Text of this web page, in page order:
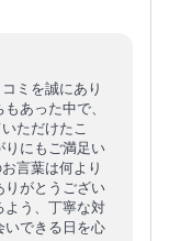
ミを誠にあり
あった中で、
ただけたこ
りにもご満足い
言葉は何より
りがとうござい
よう、丁寧な対
いできる日を心